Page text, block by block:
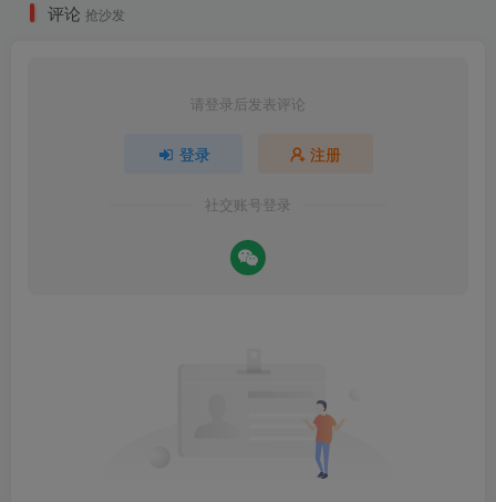
评论 抢沙发
请登录后发表评论
登录 注册
社交账号登录